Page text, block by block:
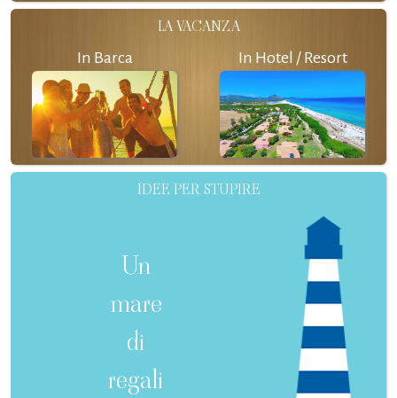
LA VACANZA
In Barca In Hotel / Resort
IDEE PER STUPIRE
Un
mare
di
regali